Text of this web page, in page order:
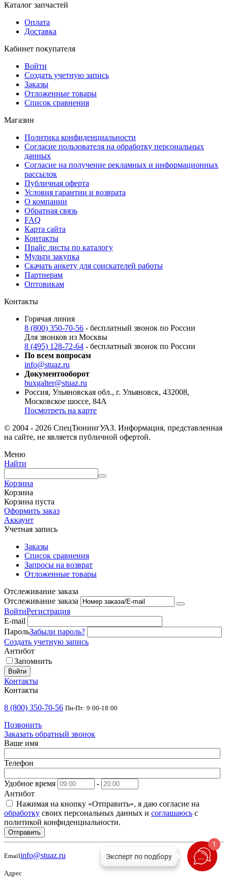
Каталог запчастей
Оплата
Доставка
Кабинет покупателя
Войти
Создать учетную запись
Заказы
Отложенные товары
Список сравнения
Магазин
Политика конфиденциальности
Согласие пользователя на обработку персональных
данных
Согласие на получение рекламных и информационных
рассылок
Публичная оферта
Условия гарантии и возврата
О компании
Обратная связь
FAQ
Карта сайта
Контакты
Прайс листы по каталогу
Мульти закупка
Скачать анкету для соискателей работы
Партнерам
Оптовикам
Контакты
Горячая линия
8 (800) 350-70-56 - бесплатный звонок по России
Для звонков из Москвы
8 (495) 128-72-64 - бесплатный звонок по России
По всем вопросам
info@stuaz.ru
Документооборот
buxgalter@stuaz.ru
Россия, Ульяновская обл., г. Ульяновск, 432008,
Московское шоссе, 84А
Посмотреть на карте
© 2004 - 2026 СпецТюнингУАЗ. Информация, представленная
на сайте, не является публичной офертой.
Меню
Найти
Корзина
Корзина
Корзина пуста
Оформить заказ
Аккаунт
Учетная запись
Заказы
Список сравнения
Запросы на возврат
Отложенные товары
Отслеживание заказа
Отслеживание заказа
ВойтиРегистрация
E-mail
ПарольЗабыли пароль?
Создать учетную запись
Антибот
Запомнить
Войти
Контакты
Контакты
8 (800) 350-70-56 Пн-Пт: 9:00-18:00
Позвонить
Заказать обратный звонок
Ваше имя
Телефон
Удобное время
-
Антибот
Нажимая на кнопку «Отправить», я даю согласие на
обработку своих персональных данных и соглашаюсь с
политикой конфиденциальности.
Отправить
Emailinfo@stuaz.ru
Адрес
1